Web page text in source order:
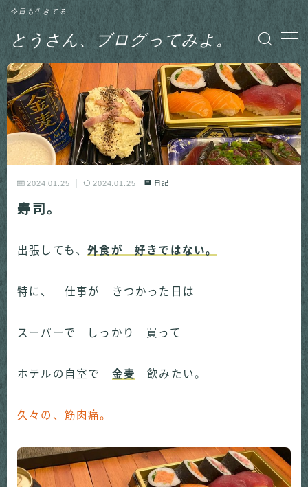
とうさん、ブログってみよ。
今日も生きてる
MENU
グルメ
日記
2024.01.25 2024.01.25 日記
寿司。
出張しても、外食が 好きではない。
特に、 仕事が きつかった日は
スーパーで しっかり 買って
ホテルの自室で 金麦 飲みたい。
久々の、筋肉痛。